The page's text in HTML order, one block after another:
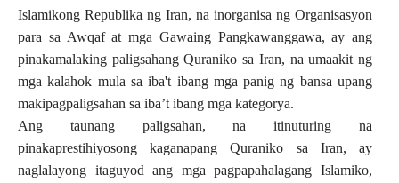
Islamikong Republika ng Iran, na inorganisa ng Organisasyon
para sa Awqaf at mga Gawaing Pangkawanggawa, ay ang
pinakamalaking paligsahang Quraniko sa Iran, na umaakit ng
mga kalahok mula sa iba't ibang mga panig ng bansa upang
makipagpaligsahan sa iba’t ibang mga kategorya.
Ang taunang paligsahan, na itinuturing na
pinakaprestihiyosong kaganapang Quraniko sa Iran, ay
naglalayong itaguyod ang mga pagpapahalagang Islamiko,